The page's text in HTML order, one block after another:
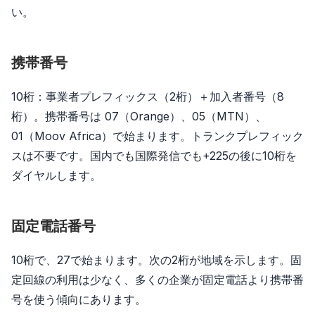
い。
携帯番号
10桁：事業者プレフィックス（2桁）＋加入者番号（8
桁）。携帯番号は 07（Orange）、05（MTN）、
01（Moov Africa）で始まります。トランクプレフィック
スは不要です。国内でも国際発信でも+225の後に10桁を
ダイヤルします。
固定電話番号
10桁で、27で始まります。次の2桁が地域を示します。固
定回線の利用は少なく、多くの企業が固定電話より携帯番
号を使う傾向にあります。